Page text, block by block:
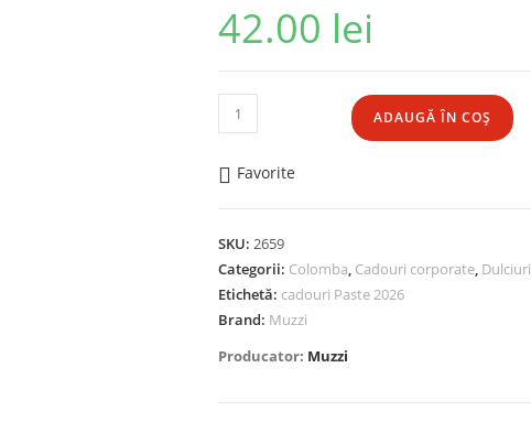
42.00 lei
Cantitate
Colombina
100
-
Muzzi
ADAUGĂ ÎN COȘ
Favorite
SKU: 2659
Categorii: Colomba, Cadouri corporate, Dulciuri
Etichetă: cadouri Paste 2026
Brand: Muzzi
Producator: Muzzi